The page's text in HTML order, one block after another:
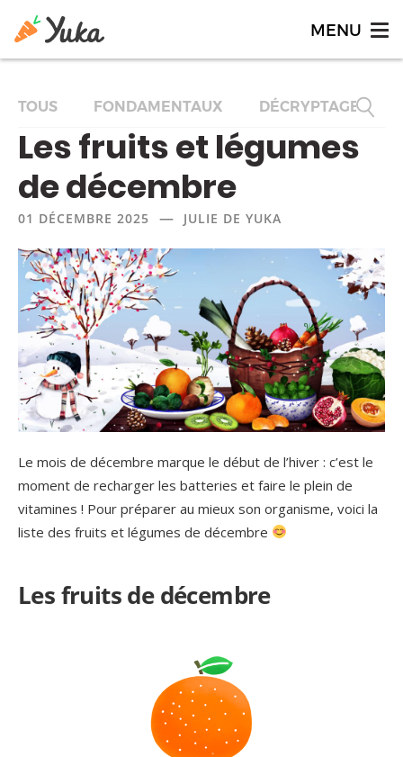
TOUS FONDAMENTAUX DÉCRYPTAGES
Les fruits et légumes
de décembre
01 DÉCEMBRE 2025 — JULIE DE YUKA
Le mois de décembre marque le début de l’hiver : c’est le
moment de recharger les batteries et faire le plein de
vitamines ! Pour préparer au mieux son organisme, voici la
liste des fruits et légumes de décembre
Les fruits de décembre